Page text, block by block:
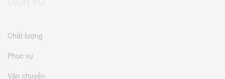
Chất lượng
Phục vụ
Vận chuyển